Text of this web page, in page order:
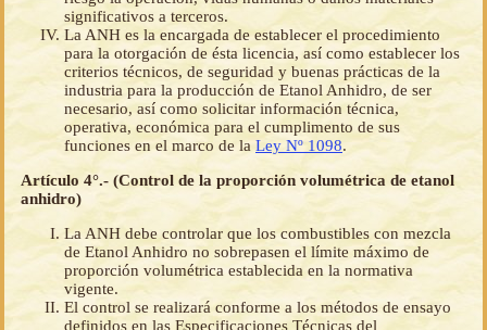
significativos a terceros.
La ANH es la encargada de establecer el procedimiento
para la otorgación de ésta licencia, así como establecer los
criterios técnicos, de seguridad y buenas prácticas de la
industria para la producción de Etanol Anhidro, de ser
necesario, así como solicitar información técnica,
operativa, económica para el cumplimento de sus
funciones en el marco de la Ley Nº 1098.
Artículo 4°.- (Control de la proporción volumétrica de etanol
anhidro)
La ANH debe controlar que los combustibles con mezcla
de Etanol Anhidro no sobrepasen el límite máximo de
proporción volumétrica establecida en la normativa
vigente.
El control se realizará conforme a los métodos de ensayo
definidos en las Especificaciones Técnicas del